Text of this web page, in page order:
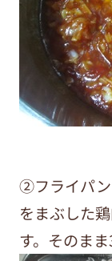
②フライパン
をまぶした
す。そのまま